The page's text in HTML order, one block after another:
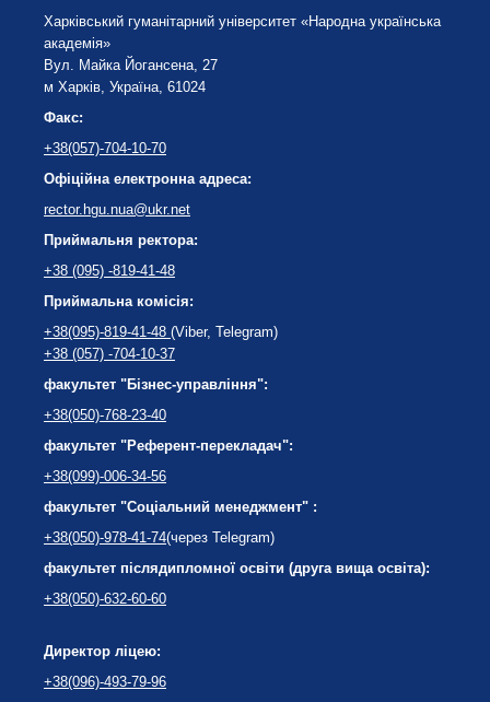
Харківський гуманітарний університет «Народна українська
академія»
Вул. Майка Йогансена, 27
м Харків, Україна, 61024
Факс:
+38(057)-704-10-70
Офіційна електронна адреса:
rector.hgu.nua@ukr.net
Приймальня ректора:
+38 (095) -819-41-48
Приймальна комісія:
+38(095)-819-41-48 (Viber, Telegram)
+38 (057) -704-10-37
факультет "Бізнес-управління":
+38(050)-768-23-40
факультет "Референт-перекладач":
+38(099)-006-34-56
факультет "Соціальний менеджмент" :
+38(050)-978-41-74(через Telegram)
факультет післядипломної освіти (друга вища освіта):
+38(050)-632-60-60
Директор ліцею:
+38(096)-493-79-96